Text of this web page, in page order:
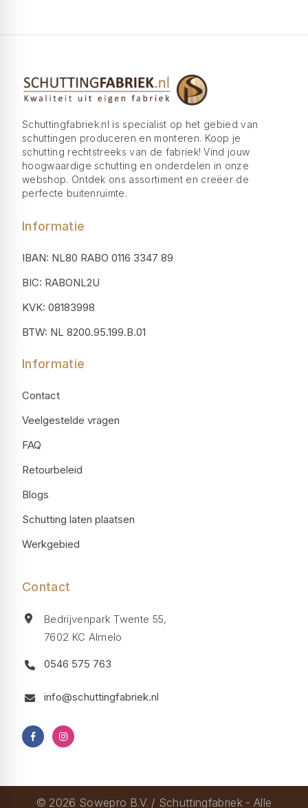
Schuttingfabriek.nl is specialist op het gebied van
schuttingen produceren en monteren. Koop je
schutting rechtstreeks van de fabriek! Vind jouw
hoogwaardige schutting en onderdelen in onze
webshop. Ontdek ons assortiment en creëer de
perfecte buitenruimte.
Informatie
IBAN: NL80 RABO 0116 3347 89
BIC: RABONL2U
KVK: 08183998
BTW: NL 8200.95.199.B.01
Informatie
Contact
Veelgestelde vragen
FAQ
Retourbeleid
Blogs
Schutting laten plaatsen
Werkgebied
Contact
Bedrijvenpark Twente 55,
7602 KC Almelo
0546 575 763
info@schuttingfabriek.nl
© 2026 Sowepro B.V. / Schuttingfabriek - Alle